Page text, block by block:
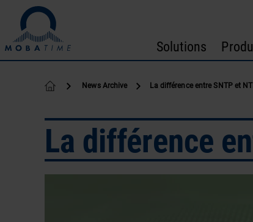
Passer au contenu
Solutions
News Archive La différence entre SNTP et
La différence